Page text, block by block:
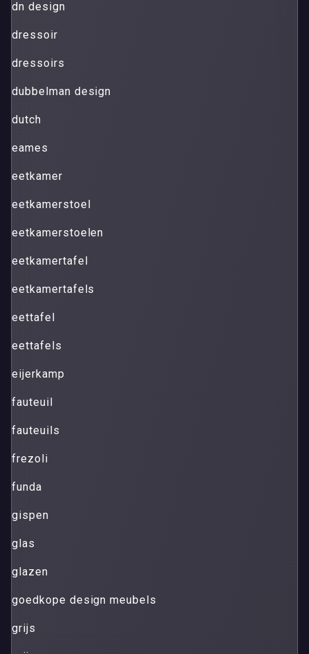
dn design
dressoir
dressoirs
dubbelman design
dutch
eames
eetkamer
eetkamerstoel
eetkamerstoelen
eetkamertafel
eetkamertafels
eettafel
eettafels
eijerkamp
fauteuil
fauteuils
frezoli
funda
gispen
glas
glazen
goedkope design meubels
grijs